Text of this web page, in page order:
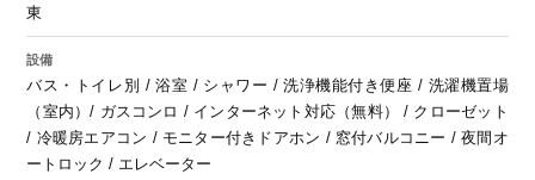
東
設備
バス・トイレ別 / 浴室 / シャワー / 洗浄機能付き便座 / 洗濯機置場
（室内）/ ガスコンロ / インターネット対応（無料） / クローゼット
/ 冷暖房エアコン / モニター付きドアホン / 窓付バルコニー / 夜間オ
ートロック / エレベーター